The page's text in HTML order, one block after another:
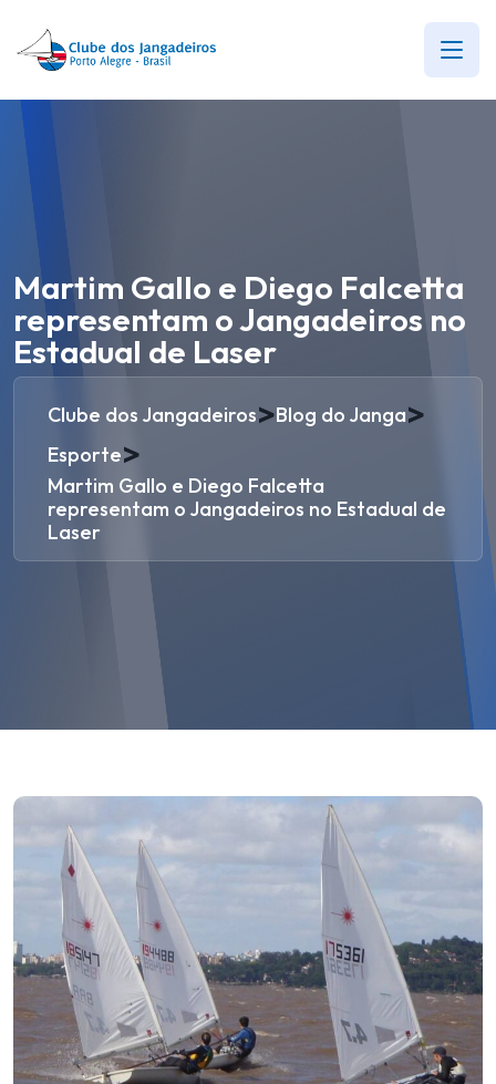
Martim Gallo e Diego Falcetta
representam o Jangadeiros no
Estadual de Laser
Clube dos Jangadeiros>Blog do Janga>
Esporte>
Martim Gallo e Diego Falcetta
representam o Jangadeiros no Estadual de
Laser